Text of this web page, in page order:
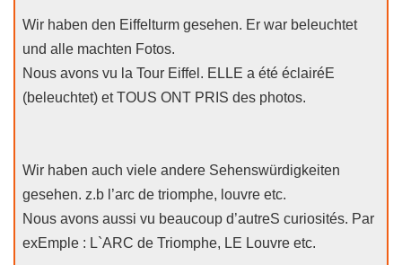
Wir haben den Eiffelturm gesehen. Er war beleuchtet
und alle machten Fotos.
Nous avons vu la Tour Eiffel. ELLE a été éclairéE
(beleuchtet) et TOUS ONT PRIS des photos.
Wir haben auch viele andere Sehenswürdigkeiten
gesehen. z.b l’arc de triomphe, louvre etc.
Nous avons aussi vu beaucoup d’autreS curiosités. Par
exEmple : L`ARC de Triomphe, LE Louvre etc.